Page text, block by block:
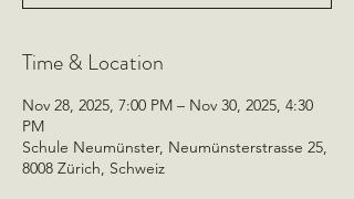
Time & Location
Nov 28, 2025, 7:00 PM – Nov 30, 2025, 4:30
PM
Schule Neumünster, Neumünsterstrasse 25,
8008 Zürich, Schweiz